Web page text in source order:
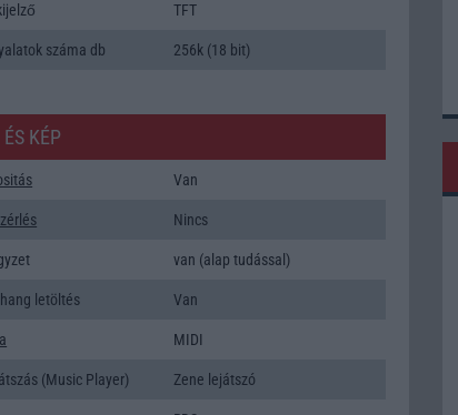
TFT
száma db 256k (18 bit)
KÉP
Van
Nincs
van (alap tudással)
letöltés Van
MIDI
(Music Player) Zene lejátszó